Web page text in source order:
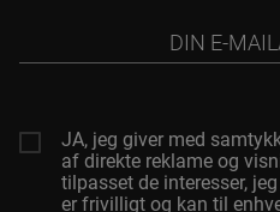
mailadresse
JA, jeg giver med
af direkte reklame og
tilpasset de interesser,
er frivilligt og kan til